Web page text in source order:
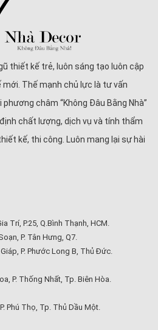
thiết kế trẻ, luôn sáng tạo luôn cập
Thế mạnh chủ lực là tư vấn
châm “Không Đâu Bằng Nhà”
chất lượng, dịch vụ và tính thẩm
kế, thi công. Luôn mang lại sự hài
Trí, P.25, Q.Bình Thạnh, HCM.
P. Tân Hưng, Q7.
P. Phước Long B, Thủ Đức.
P. Thống Nhất, Tp. Biên Hòa.
Phú Thọ, Tp. Thủ Dầu Một.